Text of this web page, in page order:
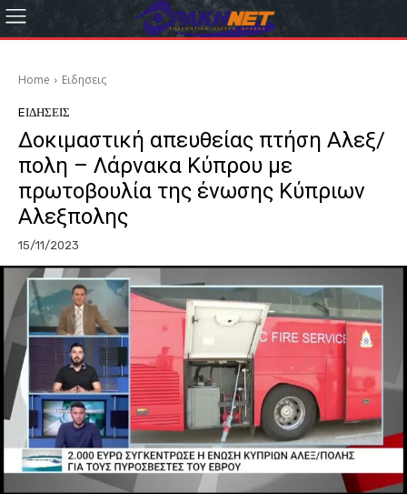
Home Eιδησεις
EΙΔΗΣΕΙΣ
Δοκιμαστική απευθείας πτήση Αλεξ/
πολη – Λάρνακα Κύπρου με
πρωτοβουλία της ένωσης Κύπριων
Αλεξπολης
15/11/2023